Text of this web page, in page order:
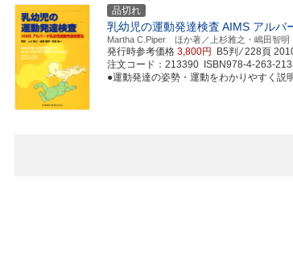
品切れ
乳幼児の運動発達検査 AIMS アルバ
Martha C.Piper ほか著／上杉雅之・嶋田智
発行時参考価格 3,800円 B5判 ⁄ 228頁
注文コード：213390 ISBN978-4-263-
●運動発達の姿勢・運動をわかりやすく説